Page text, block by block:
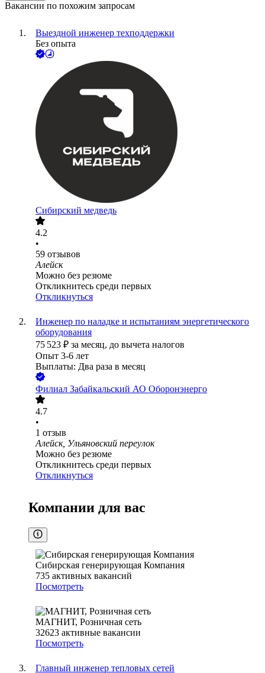
Вакансии по похожим запросам
Выездной инженер техподдержки
Без опыта
Сибирский медведь
4.2
•
59 отзывов
Алейск
Можно без резюме
Откликнитесь среди первых
Откликнуться
Инженер по наладке и испытаниям энергетического
оборудования
75 523 ₽ за месяц, до вычета налогов
Опыт 3-6 лет
Выплаты: Два раза в месяц
Филиал Забайкальский АО Оборонэнерго
4.7
•
1 отзыв
Алейск, Ульяновский переулок
Можно без резюме
Откликнитесь среди первых
Откликнуться
Компании для вас
Сибирская генерирующая Компания
735 активных вакансий
Посмотреть
МАГНИТ, Розничная сеть
32623 активные вакансии
Посмотреть
Главный инженер тепловых сетей